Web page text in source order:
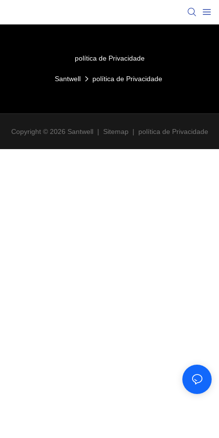
política de Privacidade
Santwell política de Privacidade
Copyright © 2026 Santwell | Sitemap | política de Privacidade